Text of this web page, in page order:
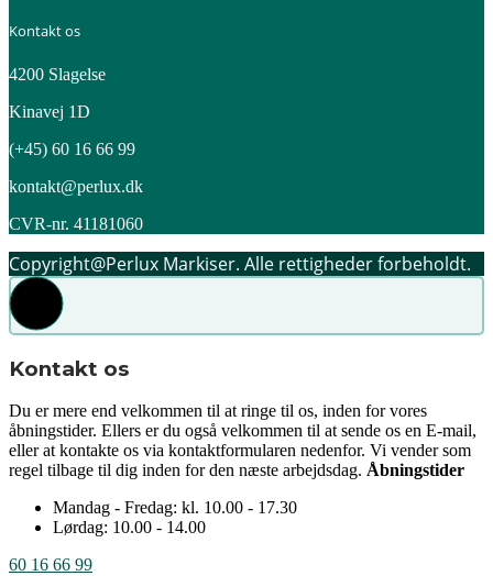
Kontakt os
4200 Slagelse
Kinavej 1D
(+45) 60 16 66 99
kontakt@perlux.dk
CVR-nr. 41181060
Copyright@Perlux Markiser. Alle rettigheder forbeholdt.
Kontakt os
Du er mere end velkommen til at ringe til os, inden for vores
åbningstider. Ellers er du også velkommen til at sende os en E-mail,
eller at kontakte os via kontaktformularen nedenfor. Vi vender som
regel tilbage til dig inden for den næste arbejdsdag. Åbningstider
Mandag - Fredag: kl. 10.00 - 17.30
Lørdag: 10.00 - 14.00
60 16 66 99